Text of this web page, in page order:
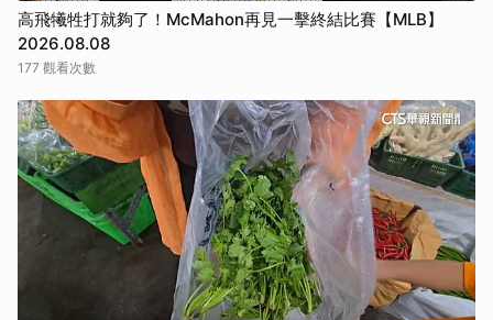
高飛犧牲打就夠了！McMahon再見一擊終結比賽【MLB】
2026.08.08
177 觀看次數